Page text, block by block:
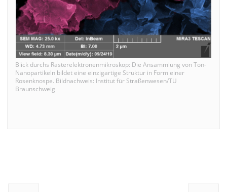
Blick durchs Rasterelektronenmikroskop: Die Ansammlung von Ton-
Nanopartikeln bildet eine einzigartige Struktur in Form einer
Rosenknospe. Bildnachweis: Institut für Straßenwesen/TU
Braunschweig